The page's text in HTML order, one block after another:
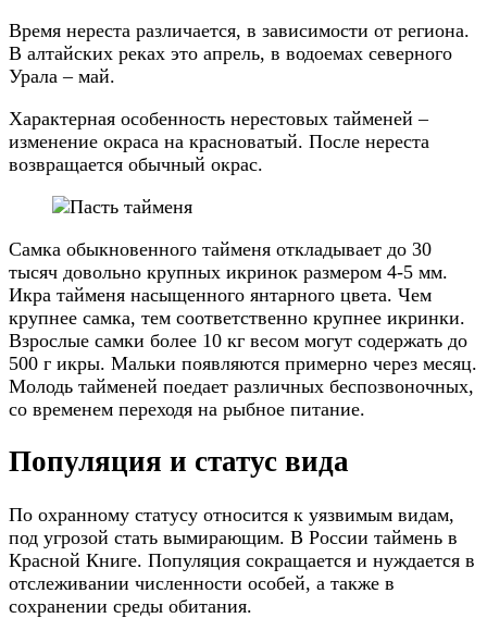
Время нереста различается, в зависимости от региона.
В алтайских реках это апрель, в водоемах северного
Урала – май.
Характерная особенность нерестовых тайменей –
изменение окраса на красноватый. После нереста
возвращается обычный окрас.
Самка обыкновенного тайменя откладывает до 30
тысяч довольно крупных икринок размером 4-5 мм.
Икра тайменя насыщенного янтарного цвета. Чем
крупнее самка, тем соответственно крупнее икринки.
Взрослые самки более 10 кг весом могут содержать до
500 г икры. Мальки появляются примерно через месяц.
Молодь тайменей поедает различных беспозвоночных,
со временем переходя на рыбное питание.
Популяция и статус вида
По охранному статусу относится к уязвимым видам,
под угрозой стать вымирающим. В России таймень в
Красной Книге. Популяция сокращается и нуждается в
отслеживании численности особей, а также в
сохранении среды обитания.